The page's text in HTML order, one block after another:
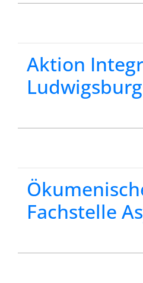
Aktion
Ludwigsburg
Fachstelle